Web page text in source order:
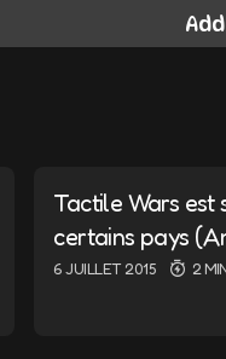
Tactile Wars est
certains pays
6 JUILLET 2015 2